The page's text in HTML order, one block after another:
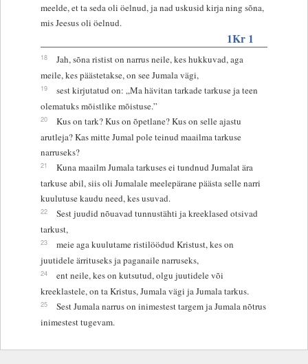
meelde, et ta seda oli öelnud, ja nad uskusid kirja ning sõna,
mis Jeesus oli öelnud.
1Kr 1
18
Jah, sõna ristist on narrus neile, kes hukkuvad, aga
meile, kes päästetakse, on see Jumala vägi,
19
sest kirjutatud on: „Ma hävitan tarkade tarkuse ja teen
olematuks mõistlike mõistuse.”
20
Kus on tark? Kus on õpetlane? Kus on selle ajastu
arutleja? Kas mitte Jumal pole teinud maailma tarkuse
narruseks?
21
Kuna maailm Jumala tarkuses ei tundnud Jumalat ära
tarkuse abil, siis oli Jumalale meelepärane päästa selle narri
kuulutuse kaudu need, kes usuvad.
22
Sest juudid nõuavad tunnustähti ja kreeklased otsivad
tarkust,
23
meie aga kuulutame ristilöödud Kristust, kes on
juutidele ärrituseks ja paganaile narruseks,
24
ent neile, kes on kutsutud, olgu juutidele või
kreeklastele, on ta Kristus, Jumala vägi ja Jumala tarkus.
25
Sest Jumala narrus on inimestest targem ja Jumala nõtrus
inimestest tugevam.